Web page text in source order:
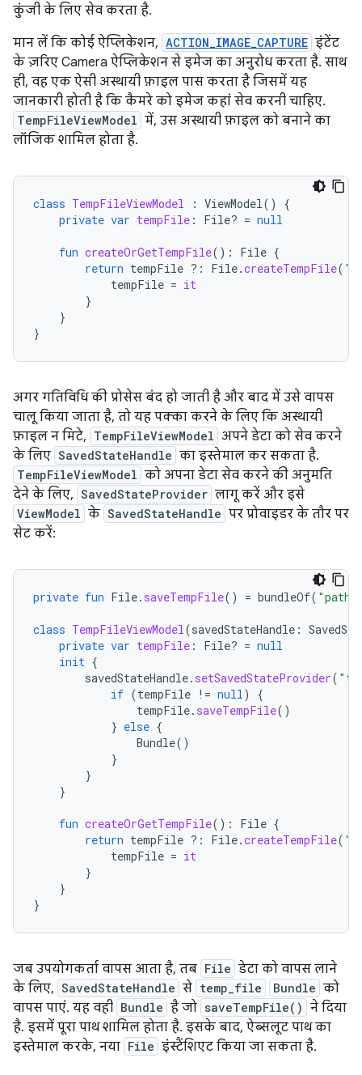
कुंजी के लिए सेव करता है.
मान लें कि कोई ऐप्लिकेशन, ACTION_IMAGE_CAPTURE इंटेंट
के ज़रिए Camera ऐप्लिकेशन से इमेज का अनुरोध करता है. साथ
ही, वह एक ऐसी अस्थायी फ़ाइल पास करता है जिसमें यह
जानकारी होती है कि कैमरे को इमेज कहां सेव करनी चाहिए.
TempFileViewModel में, उस अस्थायी फ़ाइल को बनाने का
लॉजिक शामिल होता है.
class TempFileViewModel : ViewModel()
{
private var tempFile : File? = null
fun createOrGetTempFile(): File {
return tempFile ?: File.createTempFile(
tempFile = it
}
}
}
अगर गतिविधि की प्रोसेस बंद हो जाती है और बाद में उसे वापस
चालू किया जाता है, तो यह पक्का करने के लिए कि अस्थायी
फ़ाइल न मिटे, TempFileViewModel अपने डेटा को सेव करने
के लिए SavedStateHandle का इस्तेमाल कर सकता है.
TempFileViewModel को अपना डेटा सेव करने की अनुमति
देने के लिए, SavedStateProvider लागू करें और इसे
ViewModel के SavedStateHandle पर प्रोवाइडर के तौर पर
सेट करें:
private fun File. saveTempFile() = bundleOf( "path"
class TempFileViewModel(savedStateHandle :
private var tempFile : File? = null
init {
savedStateHandle. setSavedStateProvider(
if (tempFile != null)
{
tempFile. saveTempFile()
} else {
Bundle()
}
}
}
fun createOrGetTempFile(): File {
return tempFile ?: File.createTempFile(
tempFile = it
}
}
}
जब उपयोगकर्ता वापस आता है, तब File डेटा को वापस लाने
के लिए, SavedStateHandle से temp_file Bundle को
वापस पाएं. यह वही Bundle है जो saveTempFile() ने दिया
है. इसमें पूरा पाथ शामिल होता है. इसके बाद, ऐब्सलूट पाथ का
इस्तेमाल करके, नया File इंस्टैंशिएट किया जा सकता है.